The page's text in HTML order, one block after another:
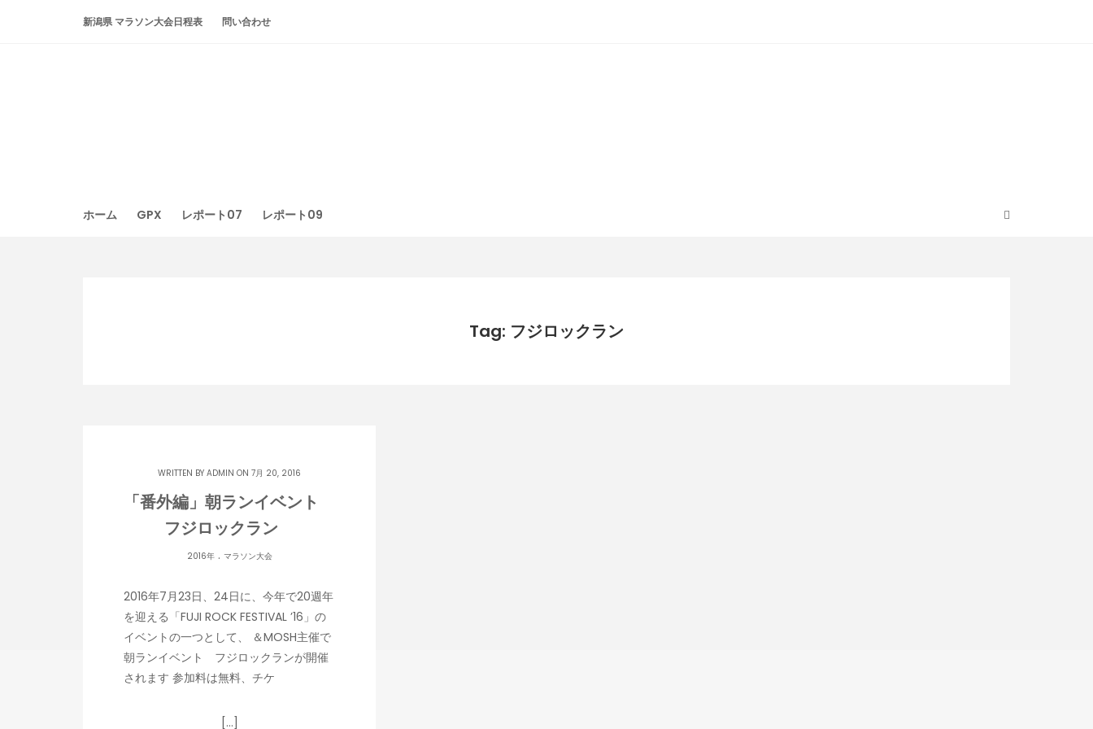
新潟県 マラソン大会日程表 問い合わせ
ホーム GPX レポート07 レポート09
Tag: フジロックラン
WRITTEN BY ADMIN ON 7月 20, 2016
「番外編」朝ランイベント
フジロックラン
2016年. マラソン大会
2016年7月23日、24日に、今年で20週年
を迎える「FUJI ROCK FESTIVAL ’16」の
イベントの一つとして、 ＆MOSH主催で
朝ランイベント フジロックランが開催
されます 参加料は無料、チケ
[…]